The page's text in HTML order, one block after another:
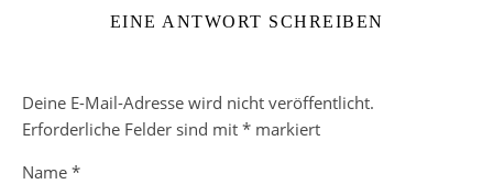
EINE ANTWORT SCHREIBEN
Deine E-Mail-Adresse wird nicht veröffentlicht.
Erforderliche Felder sind mit * markiert
Name *